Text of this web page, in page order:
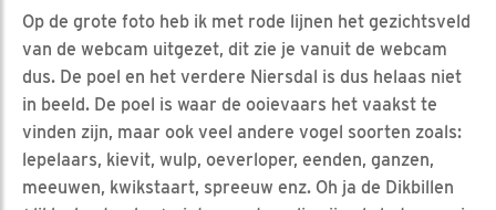
Op de grote foto heb ik met rode lijnen het gezichtsveld
van de webcam uitgezet, dit zie je vanuit de webcam
dus. De poel en het verdere Niersdal is dus helaas niet
in beeld. De poel is waar de ooievaars het vaakst te
vinden zijn, maar ook veel andere vogel soorten zoals:
lepelaars, kievit, wulp, oeverloper, eenden, ganzen,
meeuwen, kwikstaart, spreeuw enz. Oh ja de Dikbillen